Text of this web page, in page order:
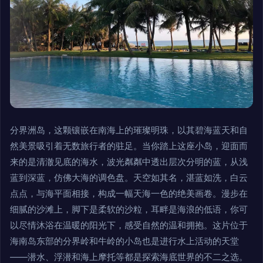
分界洲岛，这颗镶嵌在南海上的璀璨明珠，以其碧海蓝天和自
然美景吸引着无数旅行者的驻足。当你踏上这座小岛，迎面而
来的是清澈见底的海水，波光粼粼中透出层次分明的蓝，从浅
蓝到深蓝，仿佛大海的调色盘。天空如其名，湛蓝如洗，白云
点点，与海平面相接，构成一幅天海一色的绝美画卷。漫步在
细腻的沙滩上，脚下是柔软的沙粒，耳畔是海浪的低语，你可
以尽情沐浴在温暖的阳光下，感受自然的温和拥抱。这片位于
海南岛东部的分界岭和牛岭的小岛也是进行水上活动的天堂
——潜水、浮潜和海上摩托等都是探索海底世界的不二之选。